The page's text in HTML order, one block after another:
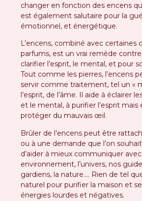
changer en fonction des encens
est également salutaire pour la
émotionnel, et énergétique.
L’encens, combiné avec certaines
parfums, est un vrai remède
clarifier l’esprit, le mental, et pour
Tout comme les pierres, l’encens
servir comme traitement, tel un «
l’esprit, de l’âme. Il aide à éclairer
et le mental, à purifier l’esprit mais
protéger du mauvais œil.
Brûler de l’encens peut être
ou à une demande que l’on
d’aider à mieux communiquer
environnement, l’univers, nos
gardiens, la nature…. Rien de tel
naturel pour purifier la maison et
énergies lourdes et négatives.